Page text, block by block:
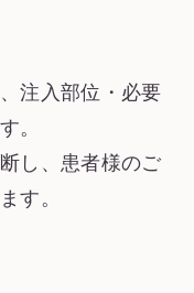
注入部位・必要
。
し、患者様のご
す。